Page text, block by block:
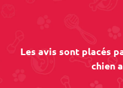
Les avis sont placés
chien